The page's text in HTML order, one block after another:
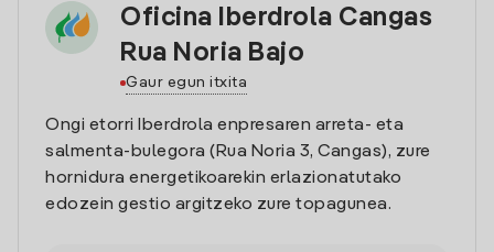
Oficina Iberdrola Cangas
Rua Noria Bajo
Gaur egun itxita
Ongi etorri Iberdrola enpresaren arreta- eta
salmenta-bulegora (Rua Noria 3, Cangas), zure
hornidura energetikoarekin erlazionatutako
edozein gestio argitzeko zure topagunea.